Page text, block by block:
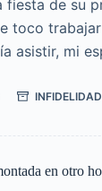
de su
toco
asistir, mi
en otro